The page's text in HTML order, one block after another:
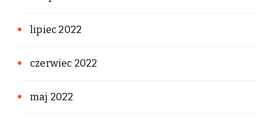
lipiec 2022
czerwiec 2022
maj 2022